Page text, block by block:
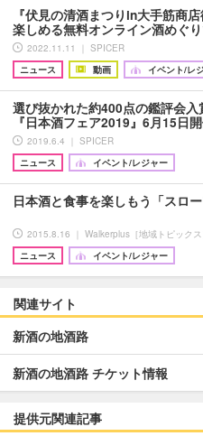
『伏見の清酒まつりin大手筋商
楽しめる無料オンライン酒めぐ
2022.11.11 ｜ SPICER
ニュース
動画 イベント/レ
選び抜かれた約400点の鑑評会
『日本酒フェア2019』6月15日
2019.6.4 ｜ SPICER
ニュース
イベント/レジャー
日本酒と食事を楽しもう「スロ
2015.8.16 ｜ Walkerplus［地域トピックス
ニュース
イベント/レジャー
関連サイト
新酒の地酒路
新酒の地酒路 チケット情報
提供元関連記事